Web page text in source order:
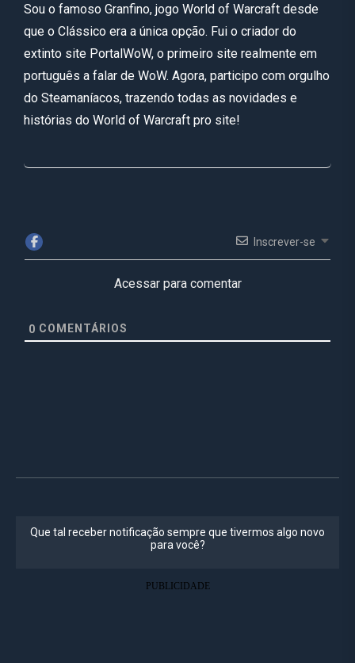
Sou o famoso Granfino, jogo World of Warcraft desde
que o Clássico era a única opção. Fui o criador do
extinto site PortalWoW, o primeiro site realmente em
português a falar de WoW. Agora, participo com orgulho
do Steamaníacos, trazendo todas as novidades e
histórias do World of Warcraft pro site!
Inscrever-se
Acessar para comentar
0 COMENTÁRIOS